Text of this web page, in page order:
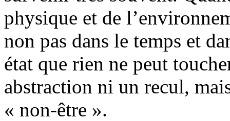
physique et de
non pas dans le temps et
état que rien ne peut
abstraction ni un recul,
« non-être ».